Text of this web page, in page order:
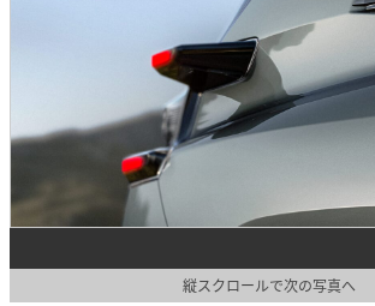
縦スクロールで次の写真へ